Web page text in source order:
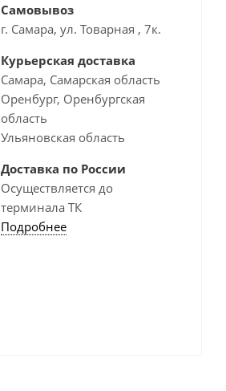
Самовывоз
г. Самара, ул. Товарная , 7к.
Курьерская доставка
Самара, Самарская область
Оренбург, Оренбургская
область
Ульяновская область
Доставка по России
Осуществляется до
терминала ТК
Подробнее